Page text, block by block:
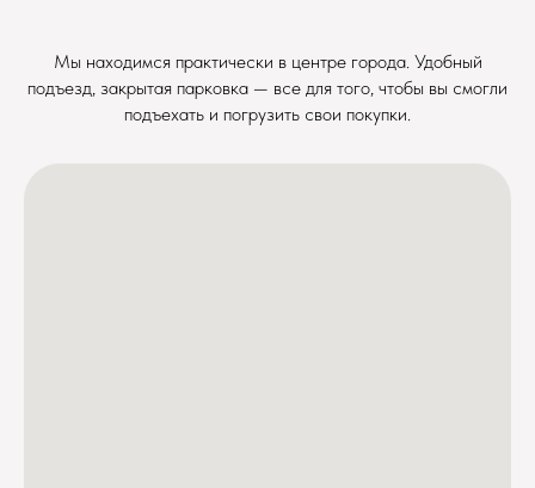
Мы находимся практически в центре города. Удобный
подъезд, закрытая парковка — все для того, чтобы вы смогли
подъехать и погрузить свои покупки.